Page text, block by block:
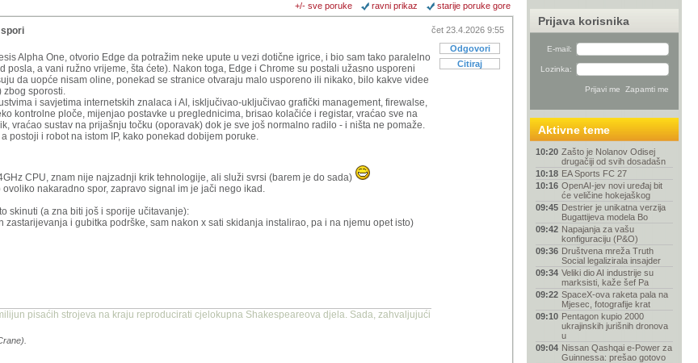
+/- sve poruke ravni prikaz starije poruke gore
čet 23.4.2026 9:55
Odgovori
Citiraj
Alpha One, otvorio Edge da potražim neke upute u vezi dotične igrice, i bio sam tako paralelno
a vani ružno vrijeme, šta ćete). Nakon toga, Edge i Chrome su postali užasno usporeni
da uopće nisam oline, ponekad se stranice otvaraju malo usporeno ili nikako, bilo kakve videe
zbog sporosti.
i savjetima internetskih znalaca i AI, isključivao-uključivao grafički management, firewalse,
kontrolne ploče, mijenjao postavke u preglednicima, brisao kolačiće i registar, vraćao sve na
vraćao sustav na prijašnju točku (oporavak) dok je sve još normalno radilo - i ništa ne pomaže.
postoji i robot na istom IP, kako ponekad dobijem poruke.
CPU, znam nije najzadnji krik tehnologije, ali služi svrsi (barem je do sada)
nakaradno spor, zapravo signal im je jači nego ikad.
skinuti (a zna biti još i sporije učitavanje):
i gubitka podrške, sam nakon x sati skidanja instalirao, pa i na njemu opet isto)
pisaćih strojeva na kraju reproducirati cjelokupna Shakespeareova djela. Sada, zahvaljujući
Prijava korisnika
E-mail:
Lozinka:
Aktivne teme
10:20 Zašto je Nolanov Odisej
drugačiji od svih dosadašn
10:18 EA Sports FC 27
10:16 OpenAI-jev novi uređaj bit
će veličine hokejaškog
09:45 Destrier je unikatna verzija
Bugattijeva modela Bo
09:42 Napajanja za vašu
konfiguraciju (P&O)
09:36 Društvena mreža Truth
Social legalizirala insajder
09:34 Veliki dio AI industrije su
marksisti, kaže šef Pa
09:22 SpaceX-ova raketa pala na
Mjesec, fotografije krat
09:10 Pentagon kupio 2000
ukrajinskih jurišnih dronova
u
09:04 Nissan Qashqai e-Power za
Guinnessa: prešao gotovo